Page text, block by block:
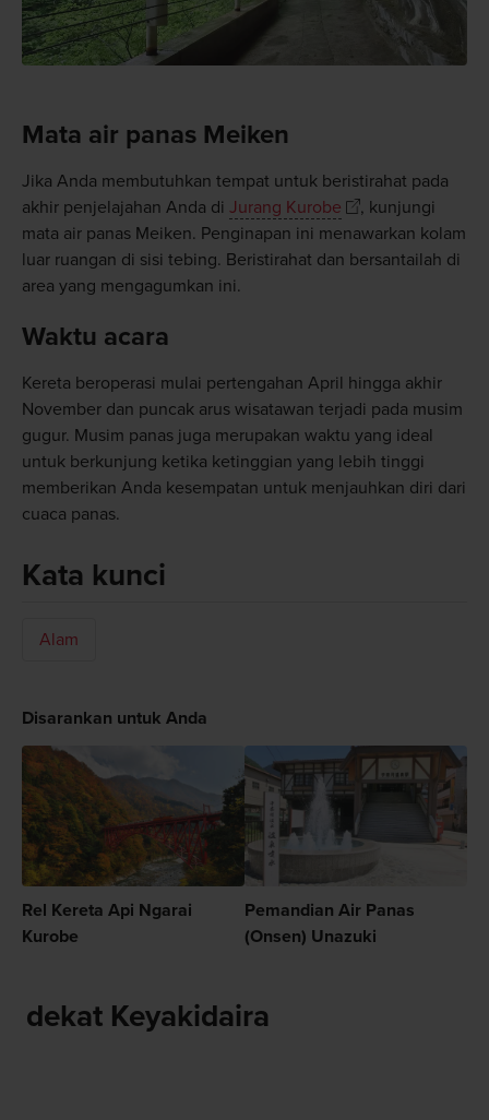
Mata air panas Meiken
Jika Anda membutuhkan tempat untuk beristirahat pada
akhir penjelajahan Anda di Jurang Kurobe
, kunjungi
mata air panas Meiken. Penginapan ini menawarkan kolam
luar ruangan di sisi tebing. Beristirahat dan bersantailah di
area yang mengagumkan ini.
Waktu acara
Kereta beroperasi mulai pertengahan April hingga akhir
November dan puncak arus wisatawan terjadi pada musim
gugur. Musim panas juga merupakan waktu yang ideal
untuk berkunjung ketika ketinggian yang lebih tinggi
memberikan Anda kesempatan untuk menjauhkan diri dari
cuaca panas.
Kata kunci
Alam
Disarankan untuk Anda
Rel Kereta Api Ngarai
Kurobe
Pemandian Air Panas
(Onsen) Unazuki
dekat Keyakidaira